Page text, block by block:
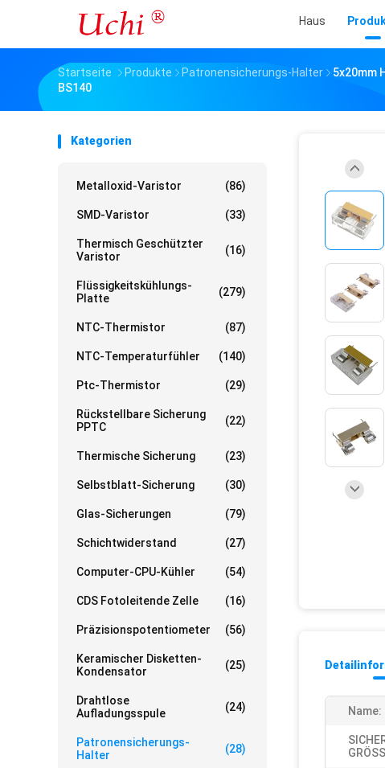
Haus
Startseite Produkte Patronensicherungs-Halter
5x20mm
BS140
Kategorien
Metalloxid-Varistor (86)
SMD-Varistor (33)
Thermisch Geschützter
Varistor
(16)
Flüssigkeitskühlungs-
Platte
(279)
NTC-Thermistor (87)
NTC-Temperaturfühler (140)
Ptc-Thermistor (29)
Rückstellbare Sicherung
PPTC
(22)
Thermische Sicherung (23)
Selbstblatt-Sicherung (30)
Glas-Sicherungen (79)
Schichtwiderstand (27)
Computer-CPU-Kühler (54)
CDS Fotoleitende Zelle (16)
Präzisionspotentiometer (56)
Keramischer Disketten-
Kondensator
(25)
Drahtlose
Aufladungsspule
(24)
Patronensicherungs-
Halter
(28)
Name: